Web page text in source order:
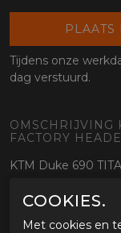
Tijdens onze
dag verstuurd.
OMSCHRIJVING
FACTORY
KTM Duke 690
SPECIFICATIES
FACTORY
COOKIES.
Met cookies en